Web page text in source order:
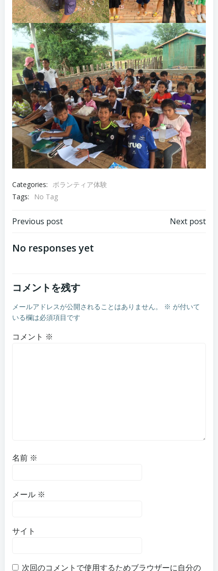
Categories:
ボランティア体験
Tags:
No Tag
Post
navigation
Previous post Next post
No responses yet
コメントを残す
メールアドレスが公開されることはありません。 ※ が付いて
いる欄は必須項目です
コメント ※
名前 ※
メール ※
サイト
次回のコメントで使用するためブラウザーに自分の